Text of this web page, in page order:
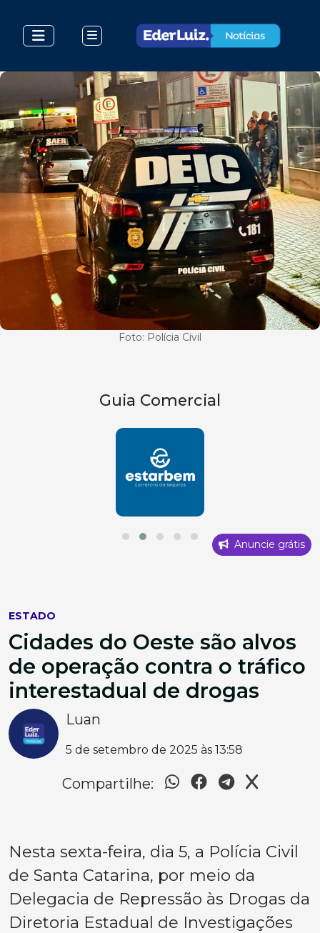
Foto: Polícia Civil
Guia Comercial
Anuncie grátis
ESTADO
Cidades do Oeste são alvos
de operação contra o tráfico
interestadual de drogas
Luan
5 de setembro de 2025 às 13:58
Compartilhe:
Nesta sexta-feira, dia 5, a Polícia Civil
de Santa Catarina, por meio da
Delegacia de Repressão às Drogas da
Diretoria Estadual de Investigações